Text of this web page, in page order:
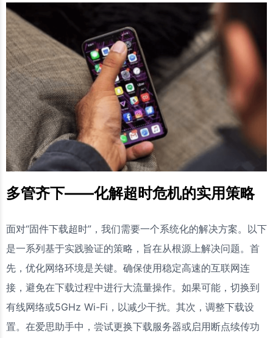
多管齐下——化解超时危机的实用策略
面对“固件下载超时”，我们需要一个系统化的解决方案。以下
是一系列基于实践验证的策略，旨在从根源上解决问题。首
先，优化网络环境是关键。确保使用稳定高速的互联网连
接，避免在下载过程中进行大流量操作。如果可能，切换到
有线网络或5GHz Wi-Fi，以减少干扰。其次，调整下载设
置。在爱思助手中，尝试更换下载服务器或启用断点续传功